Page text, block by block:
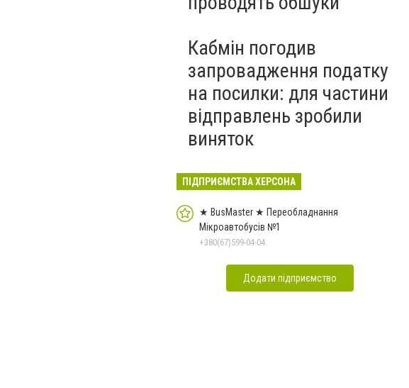
Кабмін погодив
запровадження податку
на посилки: для частини
відправлень зробили
виняток
ПІДПРИЄМСТВА ХЕРСОНА
★ BusMaster ★ Переобладнання
Мікроавтобусів №1
+380(67)599-04-04
Додати підприємство